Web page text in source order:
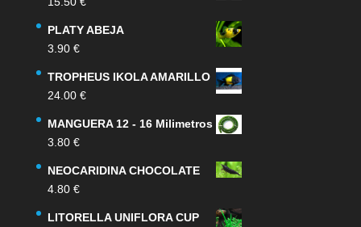
PLATY ABEJA
3.90 €
TROPHEUS IKOLA AMARILLO
24.00 €
MANGUERA 12 - 16 Milimetros
3.80 €
NEOCARIDINA CHOCOLATE
4.80 €
LITORELLA UNIFLORA CUP